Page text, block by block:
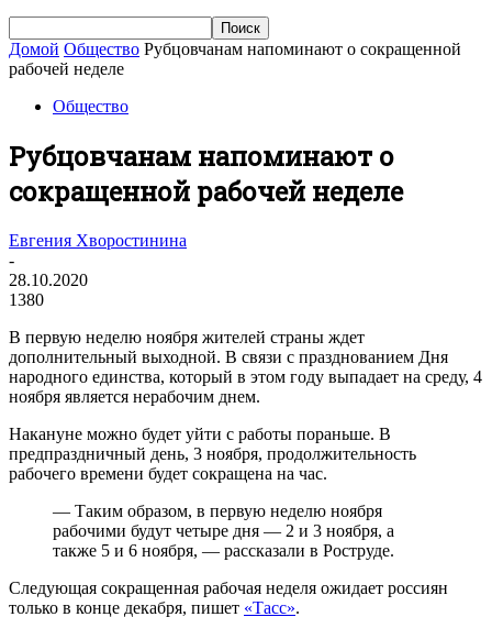
Домой Общество Рубцовчанам напоминают о сокращенной
рабочей неделе
Общество
Рубцовчанам напоминают о
сокращенной рабочей неделе
Евгения Хворостинина
-
28.10.2020
1380
В первую неделю ноября жителей страны ждет
дополнительный выходной. В связи с празднованием Дня
народного единства, который в этом году выпадает на среду, 4
ноября является нерабочим днем.
Накануне можно будет уйти с работы пораньше. В
предпраздничный день, 3 ноября, продолжительность
рабочего времени будет сокращена на час.
— Таким образом, в первую неделю ноября
рабочими будут четыре дня — 2 и 3 ноября, а
также 5 и 6 ноября, — рассказали в Роструде.
Следующая сокращенная рабочая неделя ожидает россиян
только в конце декабря, пишет «Тасс».